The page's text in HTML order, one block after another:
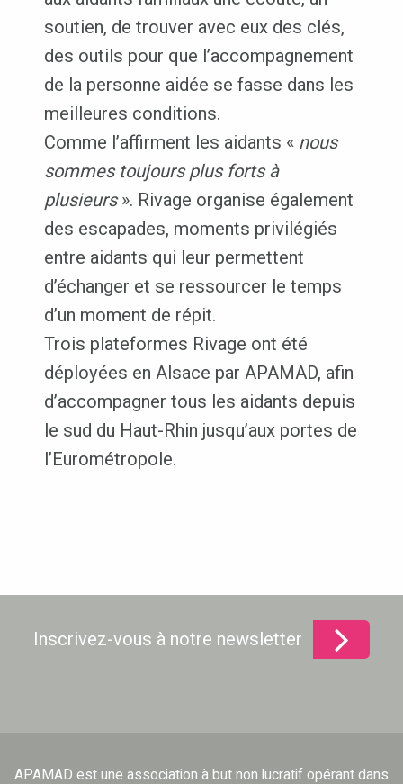
soutien, de trouver avec eux des clés,
des outils pour que l’accompagnement
de la personne aidée se fasse dans les
meilleures conditions.
Comme l’affirment les aidants « nous
sommes toujours plus forts à
plusieurs». Rivage organise également
des escapades, moments privilégiés
entre aidants qui leur permettent
d’échanger et se ressourcer le temps
d’un moment de répit.
Trois plateformes Rivage ont été
déployées en Alsace par APAMAD, afin
d’accompagner tous les aidants depuis
le sud du Haut-Rhin jusqu’aux portes de
l’Eurométropole.
Inscrivez-vous à notre newsletter
APAMAD est une association à but non lucratif opérant dans